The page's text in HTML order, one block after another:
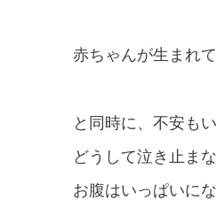
赤ちゃんが生まれ
と同時に、不安も
どうして泣き止ま
お腹はいっぱいに